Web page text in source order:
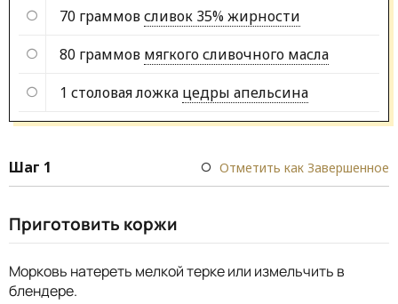
70 граммовсливок 35% жирности
80 граммов мягкого сливочного масла
1 столовая ложка цедры апельсина
Шаг 1 Отметить как Завершенное
Приготовить коржи
Морковь натереть мелкой терке или измельчить в
блендере.